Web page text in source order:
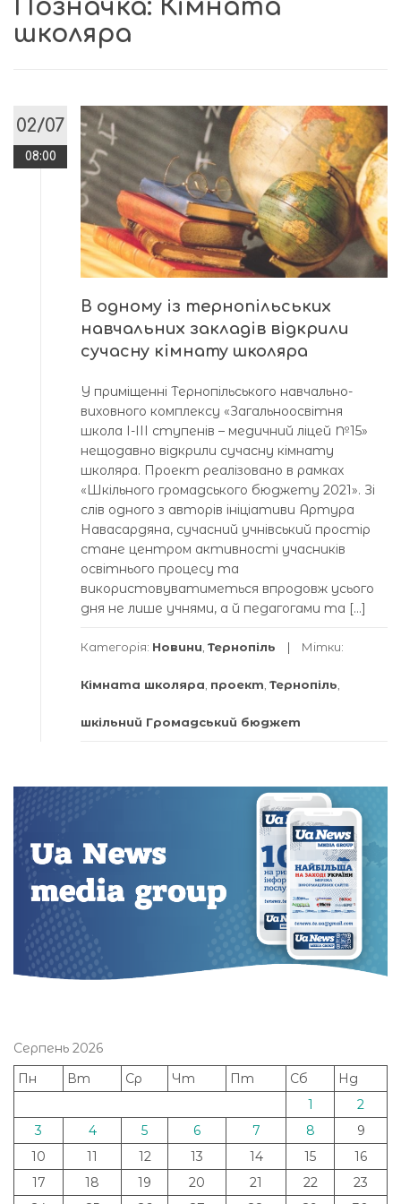
Позначка: Кімната
школяра
02/07
08:00
В одному із тернопільських
навчальних закладів відкрили
сучасну кімнату школяра
У приміщенні Тернопільського навчально-
виховного комплексу «Загальноосвітня
школа І-ІІІ ступенів – медичний ліцей №15»
нещодавно відкрили сучасну кімнату
школяра. Проект реалізовано в рамках
«Шкільного громадського бюджету 2021». Зі
слів одного з авторів ініціативи Артура
Навасардяна, сучасний учнівський простір
стане центром активності учасників
освітнього процесу та
використовуватиметься впродовж усього
дня не лише учнями, а й педагогами та […]
Категорія: Новини Тернопіль Мітки:
Кімната школяра проект Тернопіль
шкільний Громадський бюджет
Серпень 2026
Пн
Вт Ср Чт Пт Сб
Нд
1
2
3
4 5 6 7 8
9
10
11 12 13 14 15
16
17
18 19 20 21 22
23